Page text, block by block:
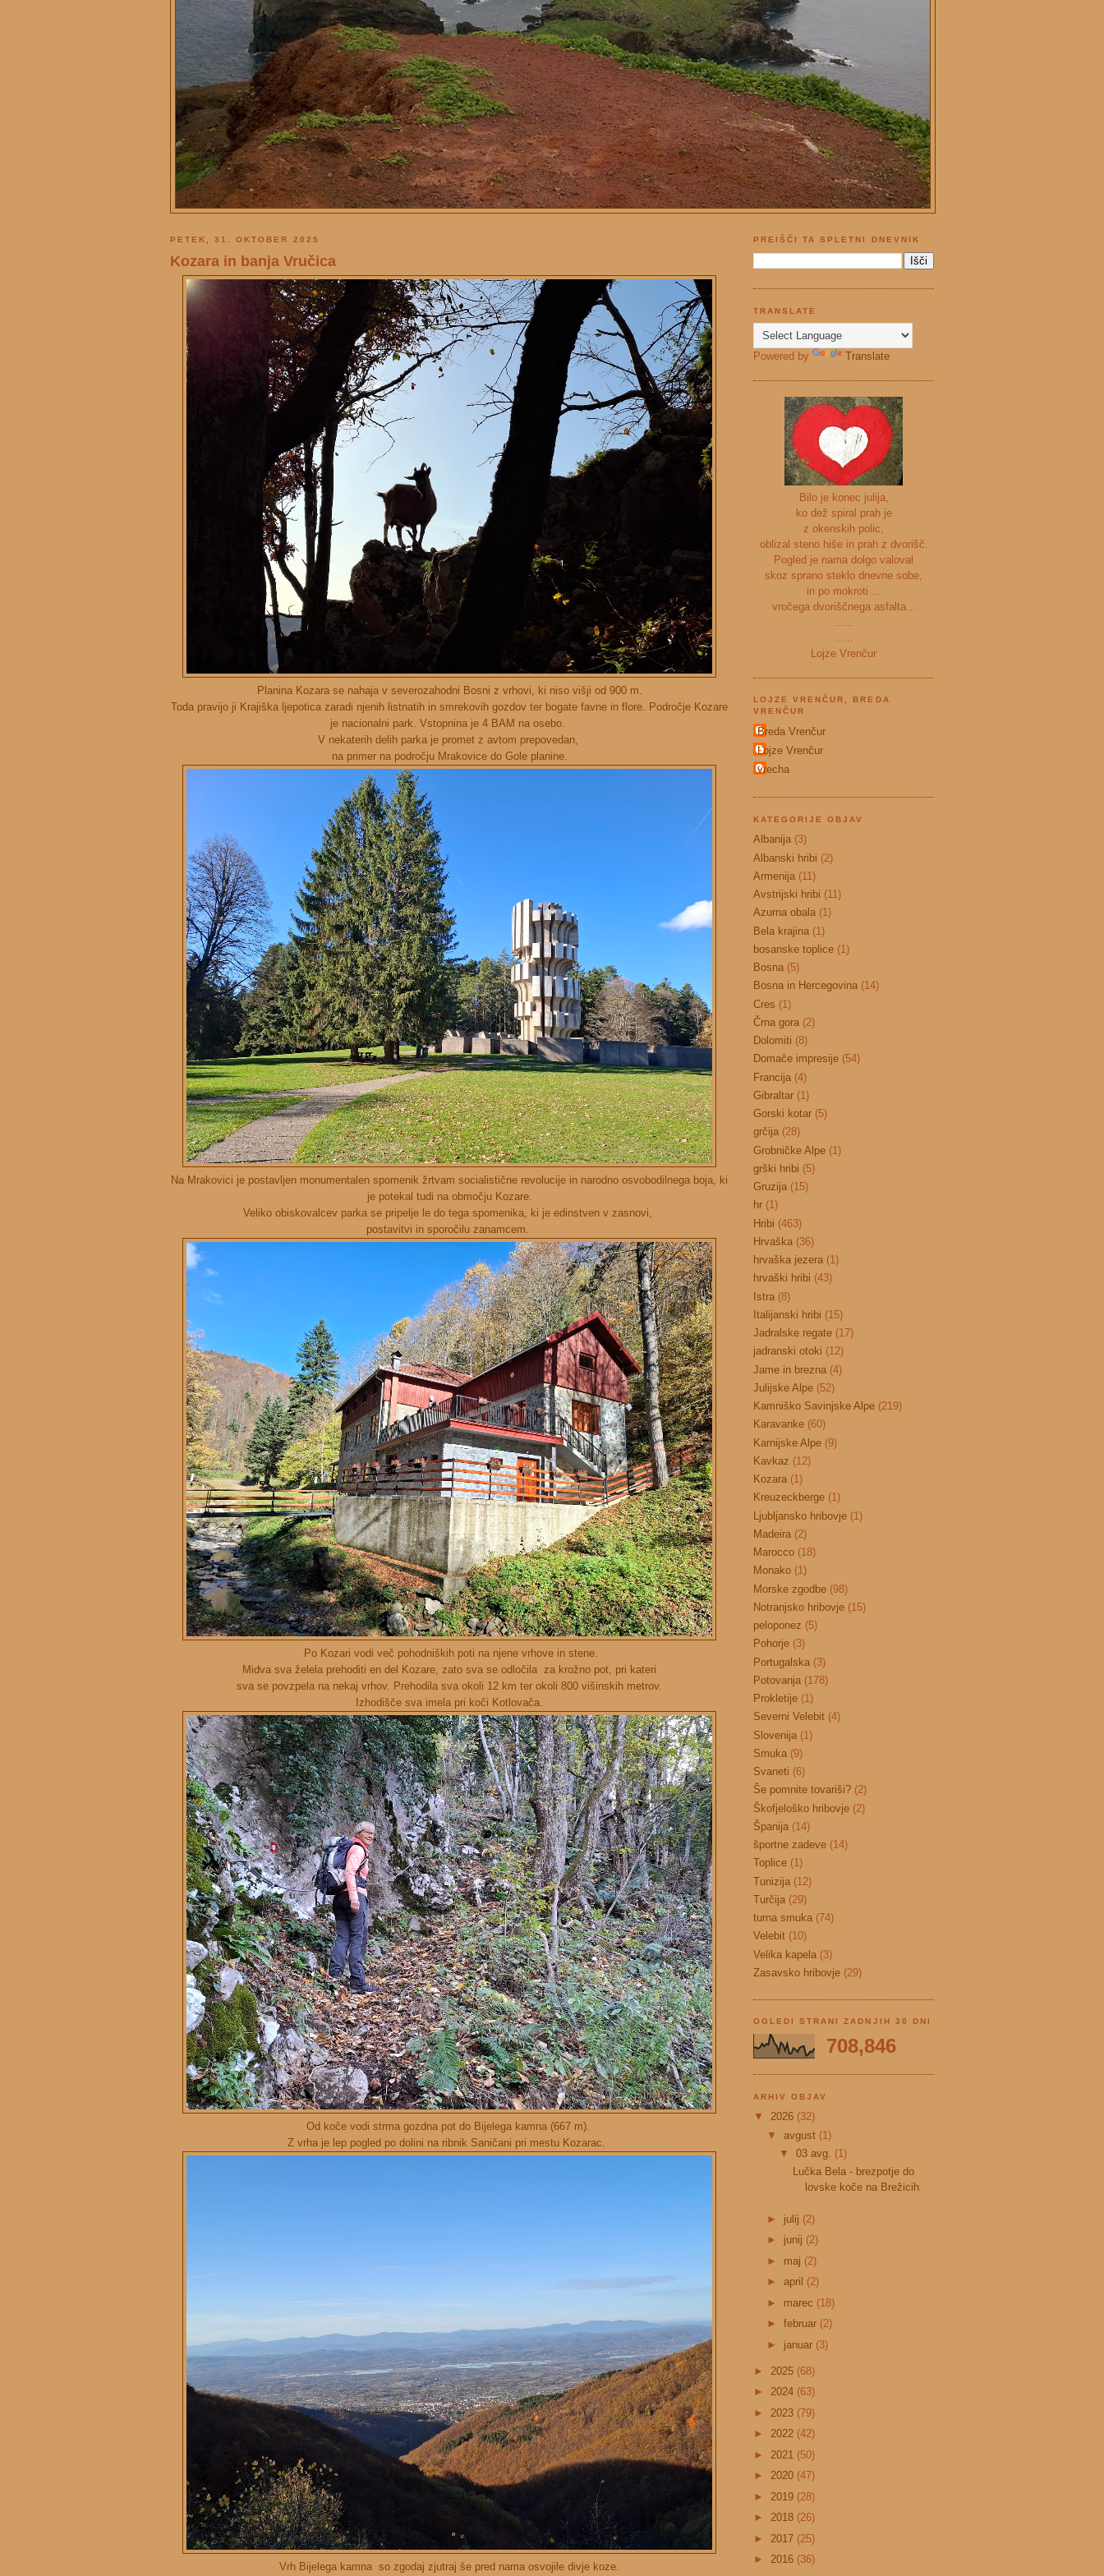
PETEK, 31. OKTOBER 2025
Kozara in banja Vručica
Planina Kozara se nahaja v severozahodni Bosni z vrhovi, ki niso višji od 900 m.
Toda pravijo ji Krajiška ljepotica zaradi njenih listnatih in smrekovih gozdov ter bogate favne in flore. Področje Kozare
je nacionalni park. Vstopnina je 4 BAM na osebo.
V nekaterih delih parka je promet z avtom prepovedan,
na primer na področju Mrakovice do Gole planine.
Na Mrakovici je postavljen monumentalen spomenik žrtvam socialistične revolucije in narodno osvobodilnega boja, ki
je potekal tudi na območju Kozare.
Veliko obiskovalcev parka se pripelje le do tega spomenika, ki je edinstven v zasnovi,
postavitvi in sporočilu zanamcem.
Po Kozari vodi več pohodniških poti na njene vrhove in stene.
Midva sva želela prehoditi en del Kozare, zato sva se odločila za krožno pot, pri kateri
sva se povzpela na nekaj vrhov. Prehodila sva okoli 12 km ter okoli 800 višinskih metrov.
Izhodišče sva imela pri koči Kotlovača.
Od koče vodi strma gozdna pot do Bijelega kamna (667 m).
Z vrha je lep pogled po dolini na ribnik Saničani pri mestu Kozarac.
Vrh Bijelega kamna so zgodaj zjutraj še pred nama osvojile divje koze.
PREIŠČI TA SPLETNI DNEVNIK
TRANSLATE
Powered by Translate
Bilo je konec julija,
ko dež spiral prah je
z okenskih polic,
oblizal steno hiše in prah z dvorišč.
Pogled je nama dolgo valoval
skoz sprano steklo dnevne sobe,
in po mokroti ...
vročega dvoriščnega asfalta...
......
......
Lojze Vrenčur
LOJZE VRENČUR, BREDA
VRENČUR
Breda Vrenčur
Lojze Vrenčur
vrecha
KATEGORIJE OBJAV
Albanija (3)
Albanski hribi (2)
Armenija (11)
Avstrijski hribi (11)
Azurna obala (1)
Bela krajina (1)
bosanske toplice (1)
Bosna (5)
Bosna in Hercegovina (14)
Cres (1)
Črna gora (2)
Dolomiti (8)
Domače impresije (54)
Francija (4)
Gibraltar (1)
Gorski kotar (5)
grčija (28)
Grobničke Alpe (1)
grški hribi (5)
Gruzija (15)
hr (1)
Hribi (463)
Hrvaška (36)
hrvaška jezera (1)
hrvaški hribi (43)
Istra (8)
Italijanski hribi (15)
Jadralske regate (17)
jadranski otoki (12)
Jame in brezna (4)
Julijske Alpe (52)
Kamniško Savinjske Alpe (219)
Karavanke (60)
Karnijske Alpe (9)
Kavkaz (12)
Kozara (1)
Kreuzeckberge (1)
Ljubljansko hribovje (1)
Madeira (2)
Marocco (18)
Monako (1)
Morske zgodbe (98)
Notranjsko hribovje (15)
peloponez (5)
Pohorje (3)
Portugalska (3)
Potovanja (178)
Prokletije (1)
Severni Velebit (4)
Slovenija (1)
Smuka (9)
Svaneti (6)
Še pomnite tovariši? (2)
Škofjeloško hribovje (2)
Španija (14)
športne zadeve (14)
Toplice (1)
Tunizija (12)
Turčija (29)
turna smuka (74)
Velebit (10)
Velika kapela (3)
Zasavsko hribovje (29)
OGLEDI STRANI ZADNJIH 30 DNI
708,846
ARHIV OBJAV
▼ 2026 (32)
▼ avgust (1)
▼03 avg. (1)
Lučka Bela - brezpotje do
lovske koče na Brežicih
► julij (2)
► junij (2)
► maj (2)
► april (2)
► marec (18)
► februar (2)
► januar (3)
► 2025 (68)
► 2024 (63)
► 2023 (79)
► 2022 (42)
► 2021 (50)
► 2020 (47)
► 2019 (28)
► 2018 (26)
► 2017 (25)
► 2016 (36)